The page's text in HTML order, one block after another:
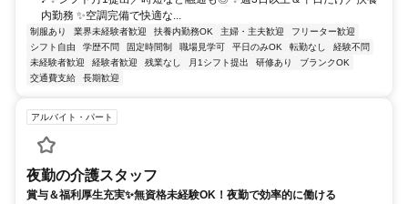
内勤務 ✨空調完備で快適な...
制服あり 業界未経験者歓迎 扶養内勤務OK 主婦・主夫歓迎
フリーター歓迎
シフト自由
学歴不問 固定時間制 職場見学可 平日のみOK 転勤なし
経験不問
未経験者歓迎
経験者歓迎 残業なし 月1シフト提出 研修あり
ブランクOK
交通費支給
長期歓迎
アルバイト・パート
夜勤の介護スタッフ
賞与＆福利厚生充実✨無資格未経験OK！夜勤で効率的に働ける